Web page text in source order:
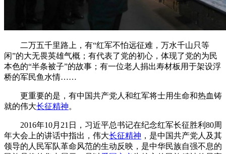
二万五千里路上，有“红军不怕远征难，万水千山只等
闲”的大无畏英雄气概；有代表了党的初心，体现了党的为民
本色的“半条被子”的故事；有一位老人捐出寿材板用于架设浮
桥的军民鱼水情……
更重要的是，有中国共产党人和红军将士用生命和热血铸
就的伟大长征精神。
2016年10月21日，习近平总书记在纪念红军长征胜利80周
年大会上的讲话中指出，伟大长征精神 ，是中国共产党人及其
领导的人民军队革命风范的生动反映，是中华民族自强不息的